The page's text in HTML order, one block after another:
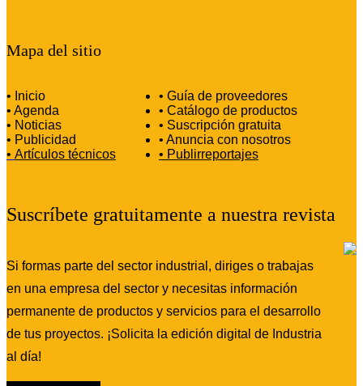
Mapa del sitio
• Inicio
• Agenda
• Noticias
• Publicidad
• Artículos técnicos
• Guía de proveedores
• Catálogo de productos
• Suscripción gratuita
• Anuncia con nosotros
• Publirreportajes
Suscríbete gratuitamente a nuestra revista
Si formas parte del sector industrial, diriges o trabajas
en una empresa del sector y necesitas información
permanente de productos y servicios para el desarrollo
de tus proyectos. ¡Solicita la edición digital de Industria
al día!